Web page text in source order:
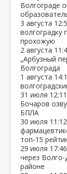
Волгограде
3 августа
прохожую
2 августа
„Арбузный
Волгограда
1 августа
31 июля 12:11
Бочаров
БПЛА
30 июля 11:12
топ‑15
29 июля 17:46
через
районе